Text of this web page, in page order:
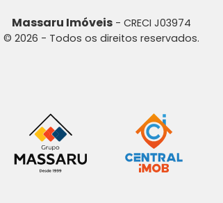
Massaru Imóveis - CRECI J03974
© 2026 - Todos os direitos reservados.